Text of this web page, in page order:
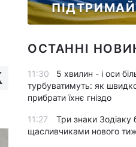
ОСТАННІ
11:30
5 хвилин - і оси
турбуватимуть: як
прибрати їхнє гніздо
11:27
Три знаки Зодіаку
щасливчиками нового